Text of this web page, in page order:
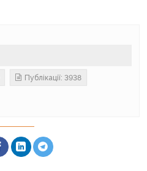
Публікації: 3938